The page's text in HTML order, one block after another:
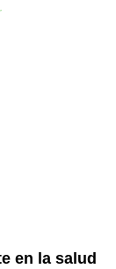
en la salud